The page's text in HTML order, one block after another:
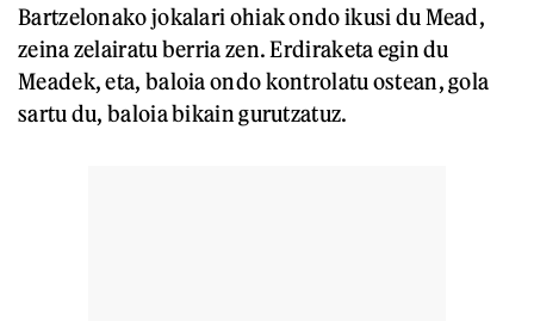
Bartzelonako jokalari ohiak ondo ikusi du Mead,
zeina zelairatu berria zen. Erdiraketa egin du
Meadek, eta, baloia ondo kontrolatu ostean, gola
sartu du, baloia bikain gurutzatuz.